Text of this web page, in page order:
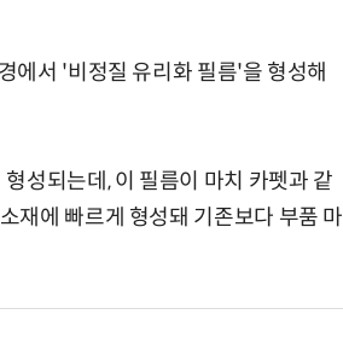
에서 '비정질 유리화 필름'을 형성해
성되는데, 이 필름이 마치 카펫과 같
재에 빠르게 형성돼 기존보다 부품 마